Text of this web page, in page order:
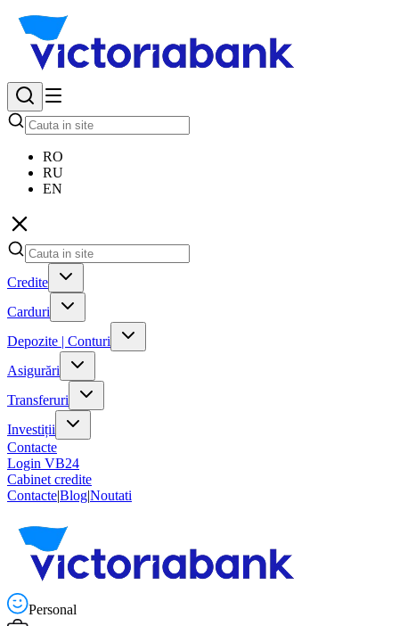
RO
RU
EN
Credite
Carduri
Depozite | Conturi
Asigurări
Transferuri
Investiții
Contacte
Login VB24
Cabinet credite
Contacte|Blog|Noutati
Personal